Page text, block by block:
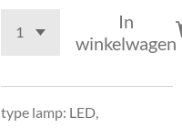
In
winkelwagen
type lamp: LED,